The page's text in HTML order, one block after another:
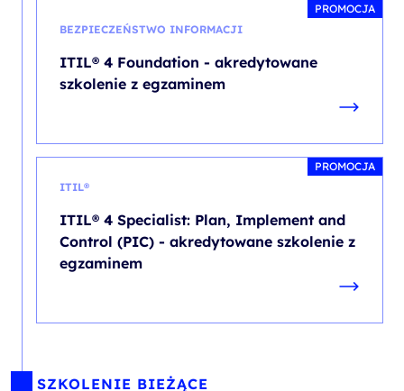
PROMOCJA
BEZPIECZEŃSTWO INFORMACJI
ITIL® 4 Foundation - akredytowane
szkolenie z egzaminem
PROMOCJA
ITIL®
ITIL® 4 Specialist: Plan, Implement and
Control (PIC) - akredytowane szkolenie z
egzaminem
SZKOLENIE BIEŻĄCE